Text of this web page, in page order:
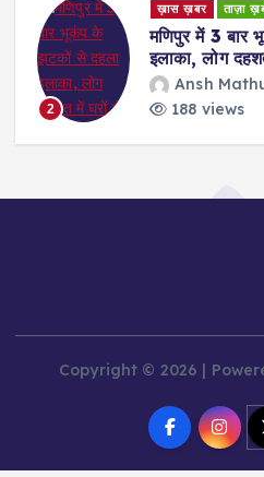
t
s
t
2
ख़ास ख़बर ताज़ा
मणिपुर में 3
इलाका, लोग
Ansh
188 views
Copyright © 2026 |